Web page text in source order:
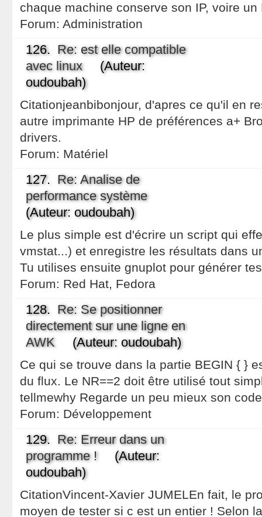
chaque machine conserve son IP, voire un
Forum: Administration
126. Re: est elle compatible
avec linux(Auteur:
oudoubah)
Citationjeanbibonjour, d'apres ce qu'il en
autre imprimante HP de préférences a+
drivers.
Forum: Matériel
127. Re: Analise de
performance système
(Auteur: oudoubah)
Le plus simple est d'écrire un script qui
vmstat...) et enregistre les résultats dans
Tu utilises ensuite gnuplot pour générer
Forum: Red Hat, Fedora
128. Re: Se positionner
directement sur une ligne en
AWK(Auteur: oudoubah)
Ce qui se trouve dans la partie BEGIN { }
du flux. Le NR==2 doit être utilisé tout
tellmewhy Regarde un peu mieux son
Forum: Développement
129. Re: Erreur dans un
programme !(Auteur:
oudoubah)
CitationVincent-Xavier JUMELEn fait, le
moyen de tester si c est un entier ! Selon